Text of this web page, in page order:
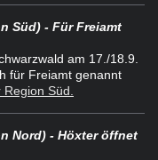
Süd) - Für Freiamt
am 17./18.9.
für Freiamt genannt
Süd.
Nord) - Höxter öffnet